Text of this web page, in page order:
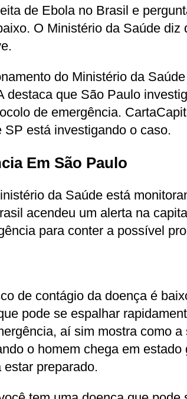
de Ebola no Brasil e
O Ministério da Saúde diz
do Ministério da
destaca que São Paulo
de emergência.
está investigando o caso.
Em São Paulo
da Saúde está
acendeu um alerta na
para conter a possível
de contágio da doença é
pode se espalhar
aí sim mostra como a
o homem chega em estado
preparado.